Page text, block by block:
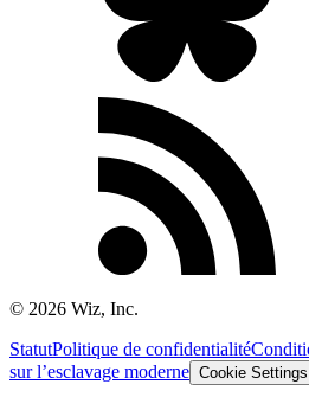
© 2026 Wiz, Inc.
StatutPolitique de confidentialité
sur l’esclavage moderne Cookie Settings